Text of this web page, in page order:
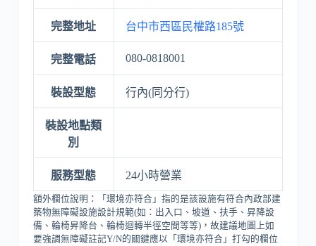
完整地址 台中市西區民權路185號
完整電話 080-0818001
裝設型態 行內(同分行)
裝設地點類
別
服務型態 24小時營業
額外欄位說明：「環境亦符合」指的是該設施有符合內政部建
築物無障礙設施設計規範(如：出入口、坡道、扶手、昇降設
備、輪椅昇降台、輪椅迴轉半徑空間等等)，故建議地圖上如
要強調無障礙註記Y/N的關鍵應以「環境亦符合」打勾的欄位